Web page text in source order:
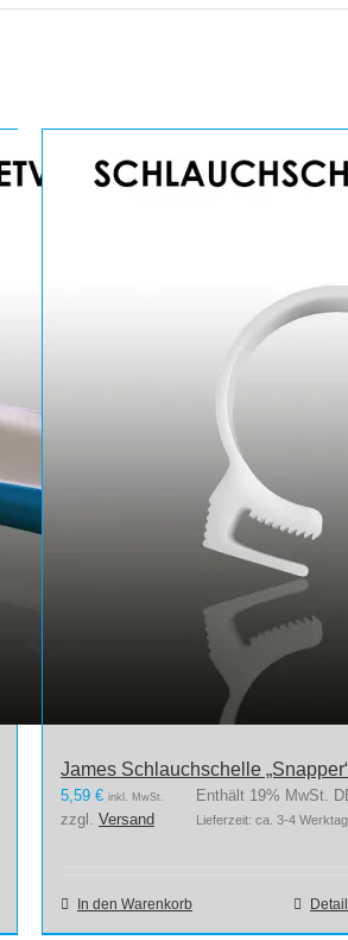
James Schlauchschelle
5,59 € inkl. MwSt.
Enthält 19% MwSt.
zzgl. Versand Lieferzeit: ca. 3-4
In den Warenkorb